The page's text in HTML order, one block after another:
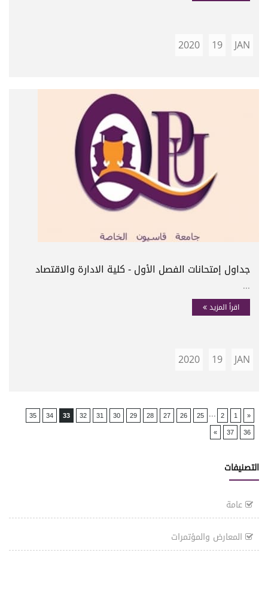
JAN
19
2020
جداول إمتحانات الفصل الأول - كلية الادارة والاقتصاد
...
اقرأ المزيد
JAN
19
2020
«
1
2
...
25
26
27
28
29
30
31
32
33
34
35
36
37
»
التصنيفات
عامة
المعارض والمؤتمرات